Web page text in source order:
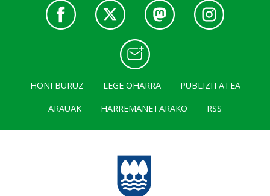
HONI BURUZ LEGE OHARRA
PUBLIZITATEA
ARAUAK
HARREMANETARAKO RSS